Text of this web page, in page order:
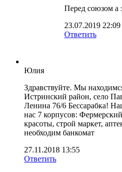
Перед союзом а
23.07.2019 22:09
Ответить
Юлия
Здравствуйте. Мы
Истринский район, село
Ленина 76/6 Бессарабка!
нас 7 корпусов:
красоты, строй маркет,
необходим банкомат
27.11.2018 13:55
Ответить